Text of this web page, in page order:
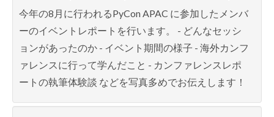
今年の8月に行われるPyCon APAC に参加したメンバ
ーのイベントレポートを行います。 - どんなセッシ
ョンがあったのか - イベント期間の様子 - 海外カンフ
ァレンスに行って学んだこと - カンファレンスレポ
ートの執筆体験談 などを写真多めでお伝えします！